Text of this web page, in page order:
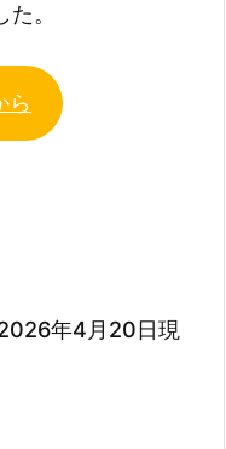
。
ら
年4月20日現